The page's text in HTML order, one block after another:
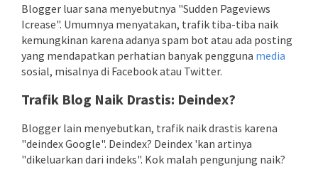
Blogger luar sana menyebutnya "Sudden Pageviews
Icrease". Umumnya menyatakan, trafik tiba-tiba naik
kemungkinan karena adanya spam bot atau ada posting
yang mendapatkan perhatian banyak pengguna media
sosial, misalnya di Facebook atau Twitter.
Trafik Blog Naik Drastis: Deindex?
Blogger lain menyebutkan, trafik naik drastis karena
"deindex Google". Deindex? Deindex 'kan artinya
"dikeluarkan dari indeks". Kok malah pengunjung naik?